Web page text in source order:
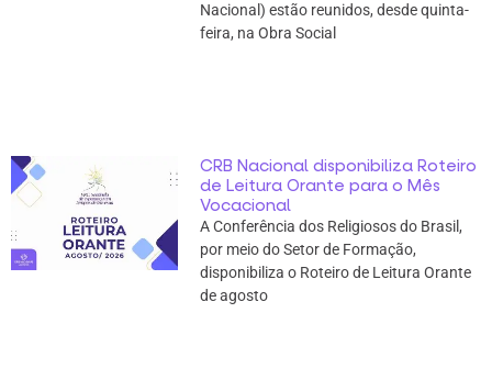
Nacional) estão reunidos, desde quinta-
feira, na Obra Social
CRB Nacional disponibiliza Roteiro
de Leitura Orante para o Mês
Vocacional
A Conferência dos Religiosos do Brasil,
por meio do Setor de Formação,
disponibiliza o Roteiro de Leitura Orante
de agosto